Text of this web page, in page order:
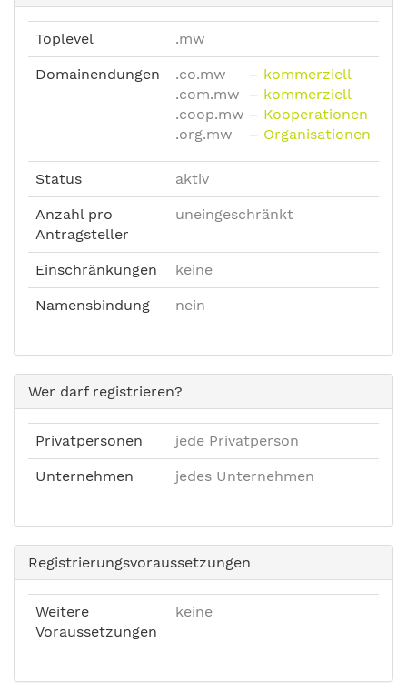
Toplevel .mw
Domainendungen .co.mw – kommerziell
.com.mw
– kommerziell
.coop.mw – Kooperationen
.org.mw
– Organisationen
Status aktiv
Anzahl pro
Antragsteller
uneingeschränkt
Einschränkungen keine
Namensbindung nein
Wer darf registrieren?
Privatpersonen jede Privatperson
Unternehmen jedes Unternehmen
Registrierungsvoraussetzungen
Weitere
Voraussetzungen
keine